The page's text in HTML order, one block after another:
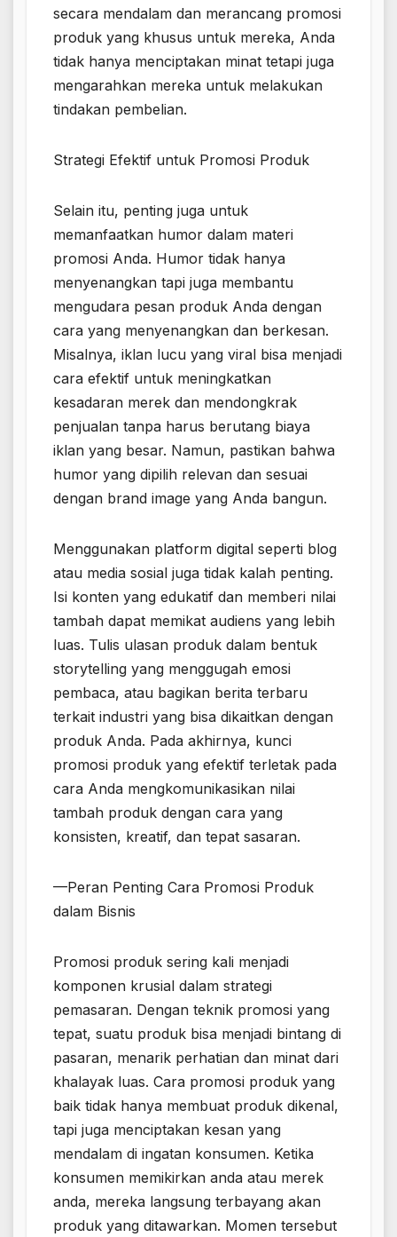
secara mendalam dan merancang promosi
produk yang khusus untuk mereka, Anda
tidak hanya menciptakan minat tetapi juga
mengarahkan mereka untuk melakukan
tindakan pembelian.
Strategi Efektif untuk Promosi Produk
Selain itu, penting juga untuk
memanfaatkan humor dalam materi
promosi Anda. Humor tidak hanya
menyenangkan tapi juga membantu
mengudara pesan produk Anda dengan
cara yang menyenangkan dan berkesan.
Misalnya, iklan lucu yang viral bisa menjadi
cara efektif untuk meningkatkan
kesadaran merek dan mendongkrak
penjualan tanpa harus berutang biaya
iklan yang besar. Namun, pastikan bahwa
humor yang dipilih relevan dan sesuai
dengan brand image yang Anda bangun.
Menggunakan platform digital seperti blog
atau media sosial juga tidak kalah penting.
Isi konten yang edukatif dan memberi nilai
tambah dapat memikat audiens yang lebih
luas. Tulis ulasan produk dalam bentuk
storytelling yang menggugah emosi
pembaca, atau bagikan berita terbaru
terkait industri yang bisa dikaitkan dengan
produk Anda. Pada akhirnya, kunci
promosi produk yang efektif terletak pada
cara Anda mengkomunikasikan nilai
tambah produk dengan cara yang
konsisten, kreatif, dan tepat sasaran.
—Peran Penting Cara Promosi Produk
dalam Bisnis
Promosi produk sering kali menjadi
komponen krusial dalam strategi
pemasaran. Dengan teknik promosi yang
tepat, suatu produk bisa menjadi bintang di
pasaran, menarik perhatian dan minat dari
khalayak luas. Cara promosi produk yang
baik tidak hanya membuat produk dikenal,
tapi juga menciptakan kesan yang
mendalam di ingatan konsumen. Ketika
konsumen memikirkan anda atau merek
anda, mereka langsung terbayang akan
produk yang ditawarkan. Momen tersebut